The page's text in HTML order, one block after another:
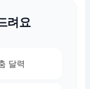
려요
달력